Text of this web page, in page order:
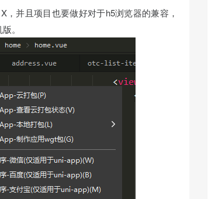
，并且项目也要做好对于h5浏览器的兼容，
。